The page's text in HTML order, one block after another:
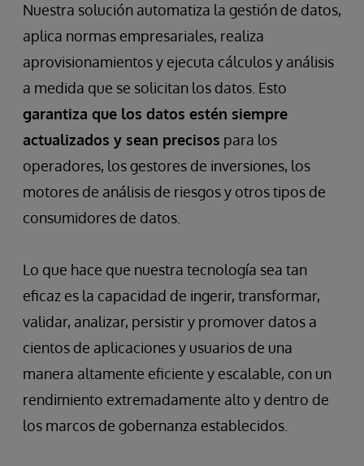
Nuestra solución automatiza la gestión de datos,
aplica normas empresariales, realiza
aprovisionamientos y ejecuta cálculos y análisis
a medida que se solicitan los datos. Esto
garantiza que los datos estén siempre
actualizados y sean precisos para los
operadores, los gestores de inversiones, los
motores de análisis de riesgos y otros tipos de
consumidores de datos.
Lo que hace que nuestra tecnología sea tan
eficaz es la capacidad de ingerir, transformar,
validar, analizar, persistir y promover datos a
cientos de aplicaciones y usuarios de una
manera altamente eficiente y escalable, con un
rendimiento extremadamente alto y dentro de
los marcos de gobernanza establecidos.